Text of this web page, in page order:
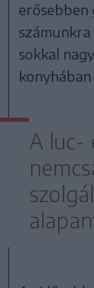
erősebben
sokkal
A luc-